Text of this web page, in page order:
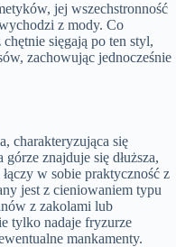
jej wszechstronność
z mody. Co
sięgają po ten styl,
zachowując jednocześnie
charakteryzująca się
znajduje się dłuższa,
w sobie praktyczność z
jest z cieniowaniem typu
z zakolami lub
tylko nadaje fryzurze
mankamenty.